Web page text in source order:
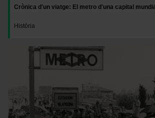
Crònica d'un viatge: El metro d'una capital
Història
Imatge